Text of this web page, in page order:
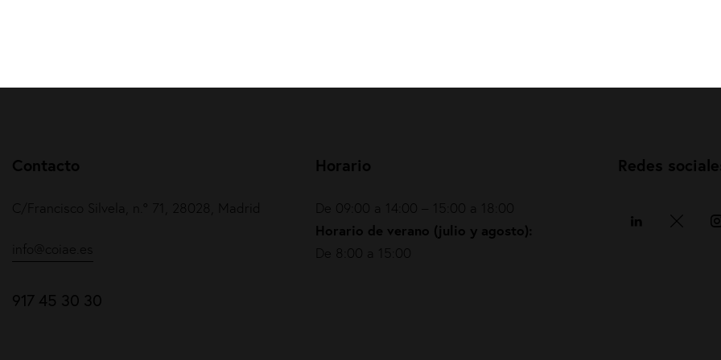
Contacto
C/Francisco Silvela, n.º 71, 28028, Madrid
info@coiae.es
917 45 30 30
Horario
De 09:00 a 14:00 – 15:00 a 18:00
Horario de verano (julio y agosto):
De 8:00 a 15:00
Redes